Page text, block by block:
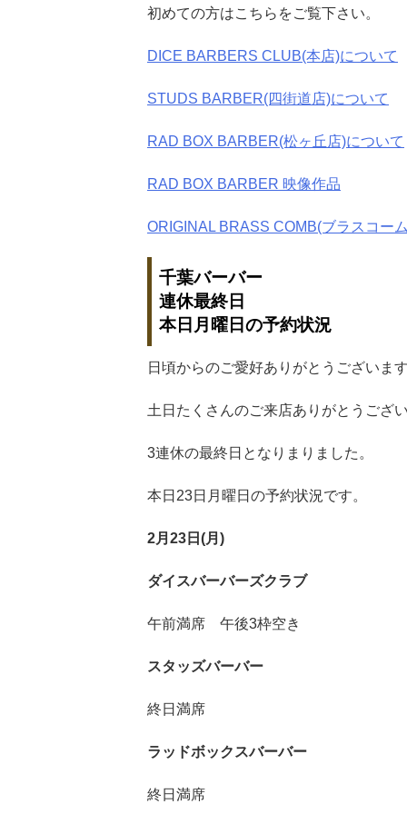
初めての方はこちらをご覧下さい。
DICE BARBERS CLUB(本店)について
STUDS BARBER(四街道店)について
RAD BOX BARBER(松ヶ丘店)について
RAD BOX BARBER 映像作品
ORIGINAL BRASS COMB(ブラスコー
千葉バーバー
連休最終日
本日月曜日の予約状況
日頃からのご愛好ありがとうございま
土日たくさんのご来店ありがとうござ
3連休の最終日となりまりました。
本日23日月曜日の予約状況です。
2月23日(月)
ダイ スバーバーズクラブ
午前満席 午後3枠空き
スタッズバーバー
終日満席
ラッドボックスバーバー
終日満席